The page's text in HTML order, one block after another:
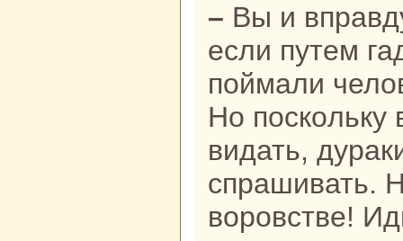
– Вы и впpaвду круглые дуpaки,
если путем
поймали
Но
видать,
спpaшивать.
воровстве!